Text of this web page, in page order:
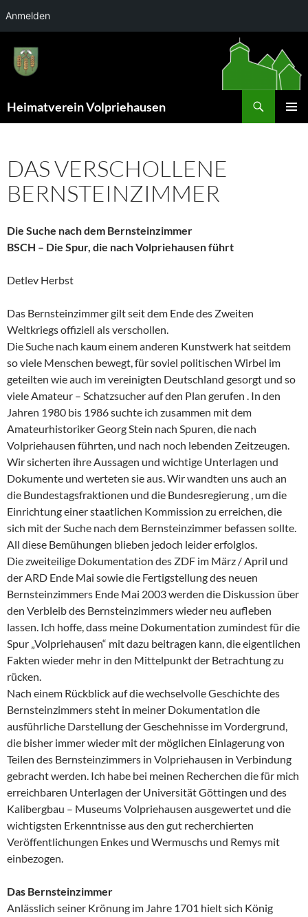
Anmelden
Inhalt
springen
Heimatverein Volpriehausen
DAS VERSCHOLLENE
BERNSTEINZIMMER
Die Suche nach dem Bernsteinzimmer
BSCH – Die Spur, die nach Volpriehausen führt
Detlev Herbst
Das Bernsteinzimmer gilt seit dem Ende des Zweiten
Weltkriegs offiziell als verschollen.
Die Suche nach kaum einem anderen Kunstwerk hat seitdem
so viele Menschen bewegt, für soviel politischen Wirbel im
geteilten wie auch im vereinigten Deutschland gesorgt und so
viele Amateur – Schatzsucher auf den Plan gerufen . In den
Jahren 1980 bis 1986 suchte ich zusammen mit dem
Amateurhistoriker Georg Stein nach Spuren, die nach
Volpriehausen führten, und nach noch lebenden Zeitzeugen.
Wir sicherten ihre Aussagen und wichtige Unterlagen und
Dokumente und werteten sie aus. Wir wandten uns auch an
die Bundestagsfraktionen und die Bundesregierung , um die
Einrichtung einer staatlichen Kommission zu erreichen, die
sich mit der Suche nach dem Bernsteinzimmer befassen sollte.
All diese Bemühungen blieben jedoch leider erfolglos.
Die zweiteilige Dokumentation des ZDF im März / April und
der ARD Ende Mai sowie die Fertigstellung des neuen
Bernsteinzimmers Ende Mai 2003 werden die Diskussion über
den Verbleib des Bernsteinzimmers wieder neu aufleben
lassen. Ich hoffe, dass meine Dokumentation zumindest für die
Spur „Volpriehausen“ mit dazu beitragen kann, die eigentlichen
Fakten wieder mehr in den Mittelpunkt der Betrachtung zu
rücken.
Nach einem Rückblick auf die wechselvolle Geschichte des
Bernsteinzimmers steht in meiner Dokumentation die
ausführliche Darstellung der Geschehnisse im Vordergrund,
die bisher immer wieder mit der möglichen Einlagerung von
Teilen des Bernsteinzimmers in Volpriehausen in Verbindung
gebracht werden. Ich habe bei meinen Recherchen die für mich
erreichbaren Unterlagen der Universität Göttingen und des
Kalibergbau – Museums Volpriehausen ausgewertet und die
wichtigsten Erkenntnisse aus den gut recherchierten
Veröffentlichungen Enkes und Wermuschs und Remys mit
einbezogen.
Das Bernsteinzimmer
Anlässlich seiner Krönung im Jahre 1701 hielt sich König